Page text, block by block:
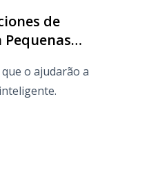
de
o ajudarão a